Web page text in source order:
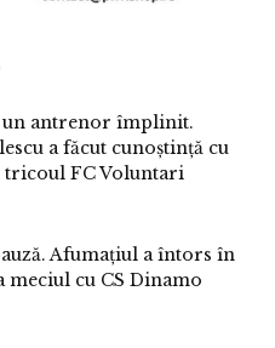
un antrenor împlinit.
a făcut cunoștință cu
FC Voluntari
Afumațiul a întors în
meciul cu CS Dinamo